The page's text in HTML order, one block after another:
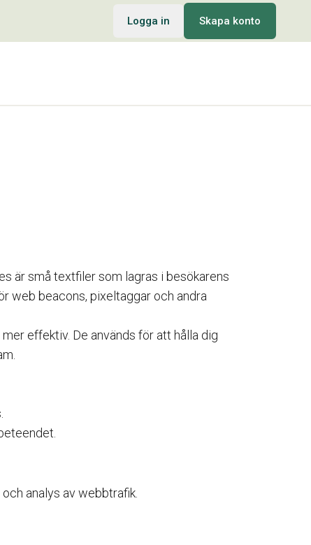
Logga in Skapa konto
är små textfiler som lagras i besökarens
web beacons, pixeltaggar och andra
effektiv. De används för att hålla dig
analys av webbtrafik.